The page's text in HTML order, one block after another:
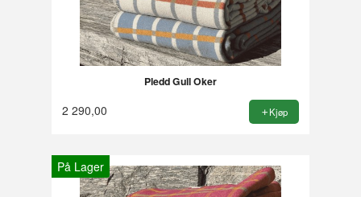
Pledd Gull Oker
2 290,00 Kjøp
På Lager